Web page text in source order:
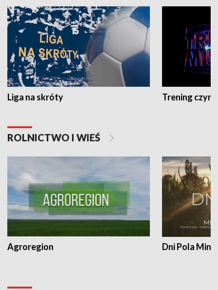
Liga na skróty Trening czyni
ROLNICTWO I WIEŚ
Agroregion Dni Pola